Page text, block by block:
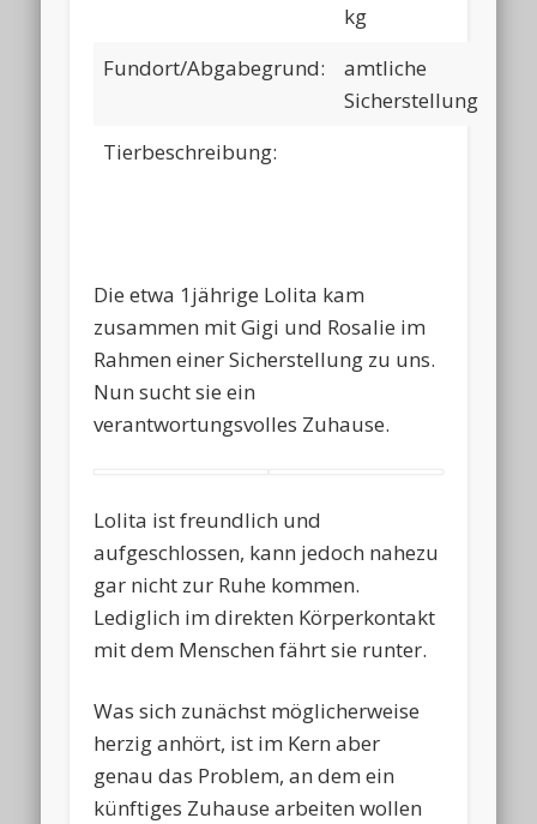
kg
Fundort/Abgabegrund:
amtliche
Sicherstellung
Tierbeschreibung:
Die etwa 1jährige Lolita kam
zusammen mit Gigi und Rosalie im
Rahmen einer Sicherstellung zu uns.
Nun sucht sie ein
verantwortungsvolles Zuhause.
Lolita ist freundlich und
aufgeschlossen, kann jedoch nahezu
gar nicht zur Ruhe kommen.
Lediglich im direkten Körperkontakt
mit dem Menschen fährt sie runter.
Was sich zunächst möglicherweise
herzig anhört, ist im Kern aber
genau das Problem, an dem ein
künftiges Zuhause arbeiten wollen